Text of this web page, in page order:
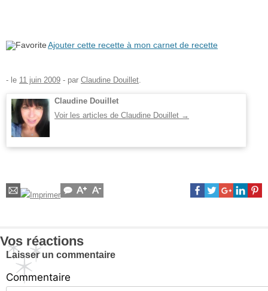
Ajouter cette recette à mon carnet de recette
- le 11 juin 2009 - par Claudine Douillet.
Claudine Douillet
Voir les articles de Claudine Douillet →
Vos réactions
Laisser un commentaire
Commentaire